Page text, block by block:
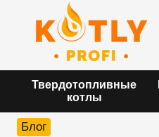
Перейти к основному контенту
Твердотопливные
котлы
Блог